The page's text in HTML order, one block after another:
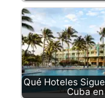
Qué Hoteles
Cuba